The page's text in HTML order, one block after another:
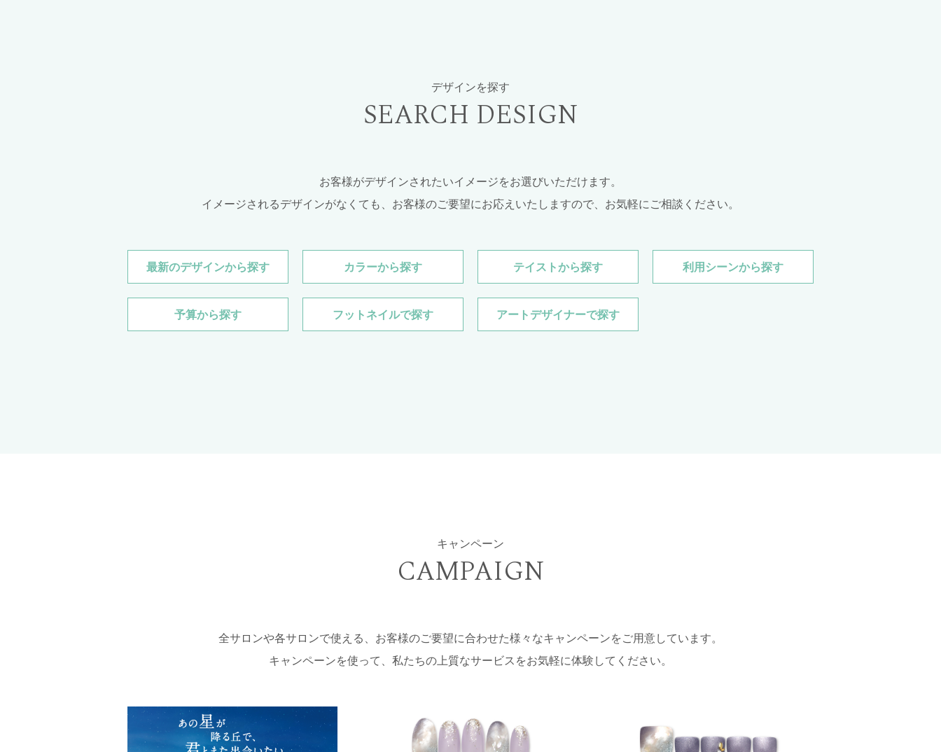
デザインを探す
SEARCH DESIGN
お客様がデザインされたいイメージをお選びいただけます。
イメージされるデザインがなくても、お客様のご要望にお応えいたしますので、お気軽にご相談ください。
最新のデザインから探す カラーから探す テイストから探す 利用シーンから探す
予算から探す フットネイルで探す アートデザイナーで探す
キャンペーン
CAMPAIGN
全サロンや各サロンで使える、お客様のご要望に合わせた様々なキャンペーンをご用意しています。
キャンペーンを使って、私たちの上質なサービスをお気軽に体験してください。